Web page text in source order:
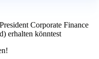
Corporate Finance
erhalten könntest